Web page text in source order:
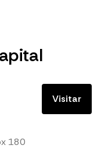
Visitar
180